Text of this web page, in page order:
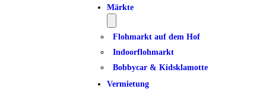
Märkte
Flohmarkt auf dem Hof
Indoorflohmarkt
Bobbycar & Kidsklamotte
Vermietung
ICS herunterladen
Google Kalender
iCalendarOffice 365